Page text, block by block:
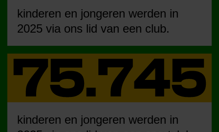
kinderen en jongeren werden in
2025 via ons lid van een club.
kinderen en jongeren werden in